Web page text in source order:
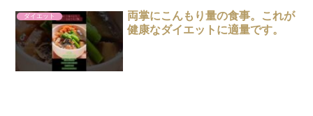
✅「タンパク質ソムリエの歌」サウンド
トラック✅ソムリエに...
ダイエット
両掌にこんもり量の食事。これが
健康なダイエットに適量です。